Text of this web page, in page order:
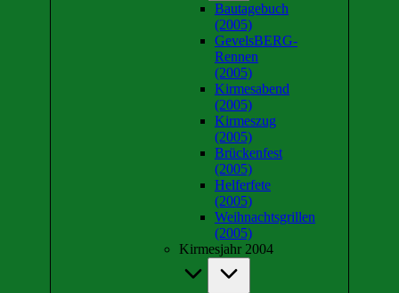
Bautagebuch
(2005)
GevelsBERG-
Rennen
(2005)
Kirmesabend
(2005)
Kirmeszug
(2005)
Brückenfest
(2005)
Helferfete
(2005)
Weihnachtsgrillen
(2005)
Kirmesjahr 2004